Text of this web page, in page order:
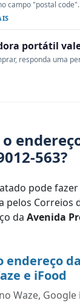
campo "postal
portátil
responda uma
563?
pode
pelos Correios
da Avenida
endereço
e iFood
Waze,